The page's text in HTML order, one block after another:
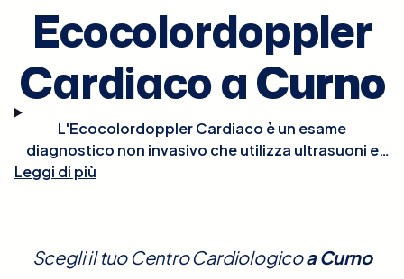
Ecocolordoppler
Cardiaco aCurno
L'Ecocolordoppler Cardiaco è un esame
diagnostico non invasivo che utilizza ultrasuoni e
tecnologia Doppler per visualizzare in tempo reale le
rappresentando il movimento del sangue in colori
Leggi di più
Scegli il tuo Centro CardiologicoaCurno